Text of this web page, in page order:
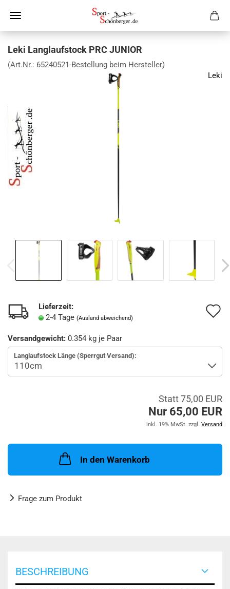
Leki Langlaufstock PRC JUNIOR
(Art.Nr.: 65240521-Bestellung beim Hersteller)
Leki
Lieferzeit:
2-4 Tage (Ausland abweichend)
Versandgewicht: 0.354 kg je Paar
Langlaufstock Länge (Sperrgut Versand):
Statt 75,00 EUR
Nur 65,00 EUR
inkl. 19% MwSt. zzgl. Versand
In den Warenkorb
Frage zum Produkt
BESCHREIBUNG